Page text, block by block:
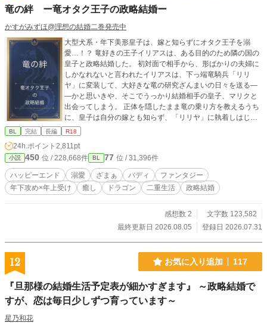
竜の絆 ー竜オタク王子の政略結婚ー
かすがみずほ@理想の結婚二巻発売中
大型犬系・年下美形皇子は、嫁と知らずにオタク王子を溺
愛…！？ 竜好きの王子イリアスは、ある目的のため隣の国の
皇子と政略結婚した。 初対面で相手から、形ばかりの夫婦に
しかなれないと言われたイリアスは、下っ端竜騎兵「リリ
ヤ」に変装して、大好きな竜の研究ざんまいの日々を送る―
―かと思いきや、そこでうっかり結婚相手の皇子、マリクと
出会ってしまう。 正体を隠したまま竜の乗り方を教えるうち
に、皇子は自分の嫁とも知らず、「リリヤ」に執着しはじめ
て…。 すれ違いながらも夫婦になっていく二人のコメディ寄
ストーリー上、男性妊娠可能表現（オメガバース ではない）
があります。お楽しみください⭐︎ 攻 肉体派 美形攻め 執
着攻め 年下攻め 大型犬攻め 受 頭脳派 年上受け 童貞
受け 地味受け↔︎美人受け（スイッチ） ストーリー 異世界
ファンタジー 癒し すれ違い じれじれ
BL 完結 長編 R18
24h.ポイント 2,811pt
小説 450 位 / 228,668件 BL 77 位 / 31,396件
ハッピーエンド 溺愛 ざまぁ バディ
ファンタジー
年下攻め×年上受け
癒し ドラゴン 二重生活 政略結婚
感想数 2
文字数 123,582
最終更新日 2026.08.05
登録日 2026.07.31
12 お気に入り追加 117
『旦那様の結婚生活予定表が細かすぎます』 ～政略結婚で
すが、恋は毎日少しずつ育っています～
星乃和花